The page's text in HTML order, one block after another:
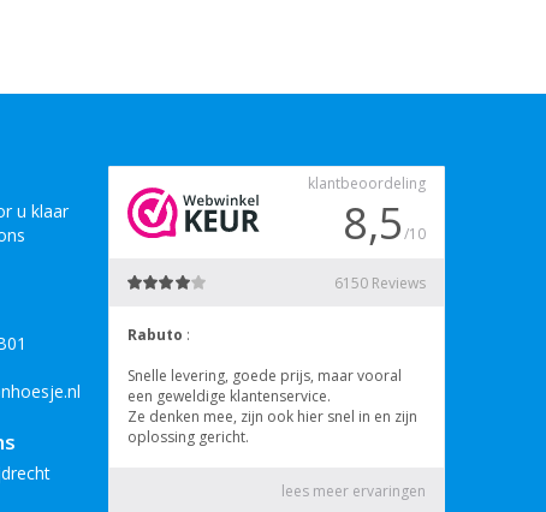
u klaar